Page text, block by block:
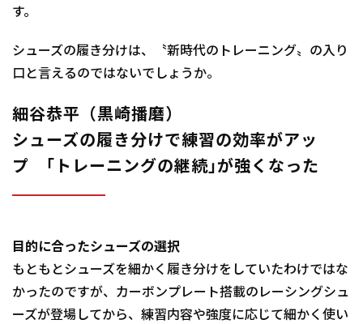
す。
シューズの履き分けは、〝新時代のトレーニング〟の入り
口と言えるのではないでしょうか。
細谷恭平（黒崎播磨）
シューズの履き分けで練習の効率がアッ
プ ｢トレーニングの継続｣が強くなった
目的に合ったシューズの選択
もともとシューズを細かく履き分けをしていたわけではな
かったのですが、カーボンプレート搭載のレーシングシュ
ーズが登場してから、練習内容や強度に応じて細かく使い